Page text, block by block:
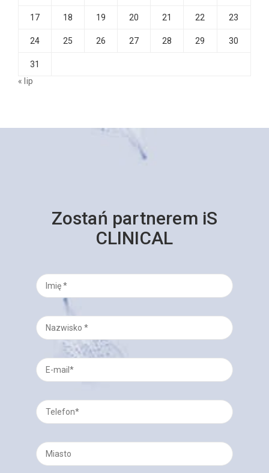
17 18 19 20 21 22 23
24 25 26 27 28 29 30
31
« lip
Zostań partnerem iS
CLINICAL